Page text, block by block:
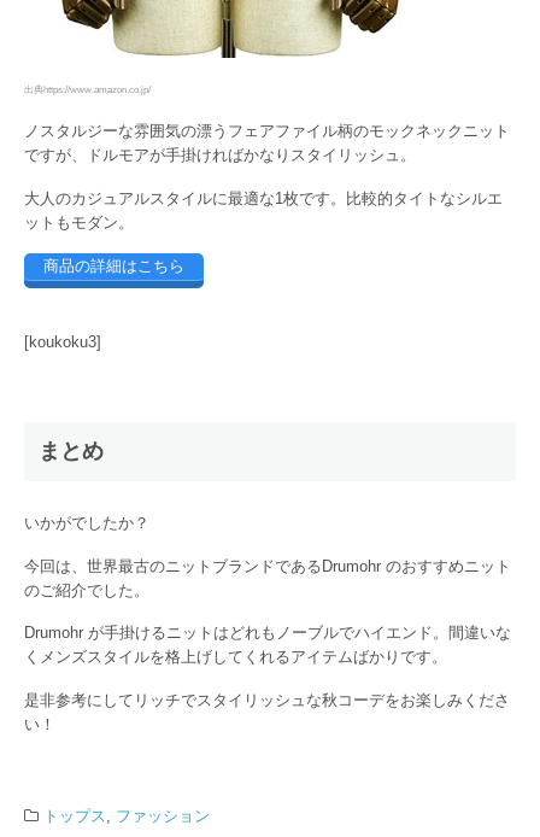
出典https://www.amazon.co.jp/
ノスタルジーな雰囲気の漂うフェアファイル柄のモックネックニット
ですが、ドルモアが手掛ければかなりスタイリッシュ。
大人のカジュアルスタイルに最適な1枚です。比較的タイトなシルエ
ットもモダン。
商品の詳細はこちら
[koukoku3]
まとめ
いかがでしたか？
今回は、世界最古のニットブランドであるDrumohr のおすすめニット
のご紹介でした。
Drumohr が手掛けるニットはどれもノーブルでハイエンド。間違いな
くメンズスタイルを格上げしてくれるアイテムばかりです。
是非参考にしてリッチでスタイリッシュな秋コーデをお楽しみくださ
い！
トップス ファッション